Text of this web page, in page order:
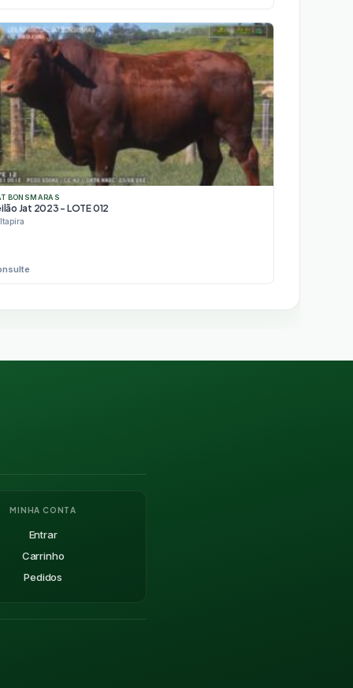
BONSMARAS
Jat 2023 - LOTE 012
Itapira
MINHA CONTA
Entrar
Carrinho
Pedidos